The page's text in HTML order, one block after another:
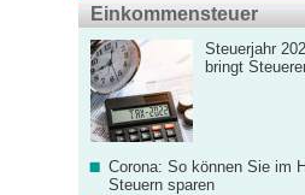
Einkommensteuer
Steuerjahr
bringt
Corona: So können Sie im
Steuern sparen